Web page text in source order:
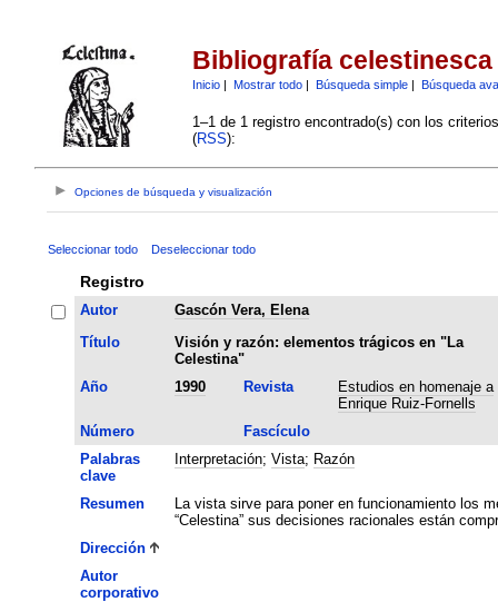
Bibliografía celestinesca
Inicio| Mostrar todo| Búsqueda simple| Búsqueda
1–1 de 1 registro encontrado(s) con los
(RSS):
Opciones de búsqueda y visualización
Seleccionar todo Deseleccionar todo
Registro
Autor
Gascón Vera, Elena
Título
Visión y razón: elementos trágicos en "La
Celestina"
Año
1990 Revista
Estudios en homenaje a
Enrique Ruiz-Fornells
Número
Fascículo
Palabras
clave
Interpretación; Vista; Razón
Resumen
La vista sirve para poner en funcionamiento los
“Celestina” sus decisiones racionales están
Dirección
Autor
corporativo